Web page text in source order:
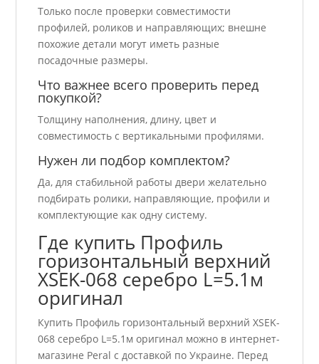
Только после проверки совместимости
профилей, роликов и направляющих; внешне
похожие детали могут иметь разные
посадочные размеры.
Что важнее всего проверить перед
покупкой?
Толщину наполнения, длину, цвет и
совместимость с вертикальными профилями.
Нужен ли подбор комплектом?
Да, для стабильной работы двери желательно
подбирать ролики, направляющие, профили и
комплектующие как одну систему.
Где купить Профиль
горизонтальный верхний
ХSEK-068 серебро L=5.1м
оригинал
Купить Профиль горизонтальный верхний ХSEK-
068 серебро L=5.1м оригинал можно в интернет-
магазине Peral с доставкой по Украине. Перед